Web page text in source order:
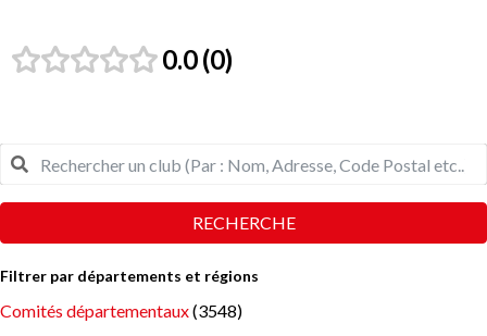
0.0 0
RECHERCHE
Filtrer par départements et régions
Comités départementaux(3548)